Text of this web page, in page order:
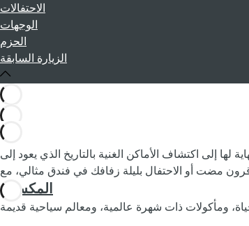
الاحتفالات
الوجهات
الحزم
الزيارة السابقة
إلى اكتشاف الأماكن الغنية بالتاريخ الذي يعود إلى
المكسيك